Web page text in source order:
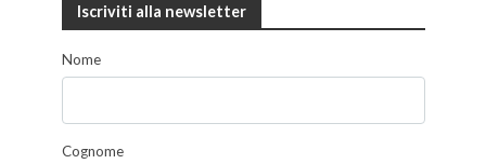
Iscriviti alla newsletter
Nome
Cognome